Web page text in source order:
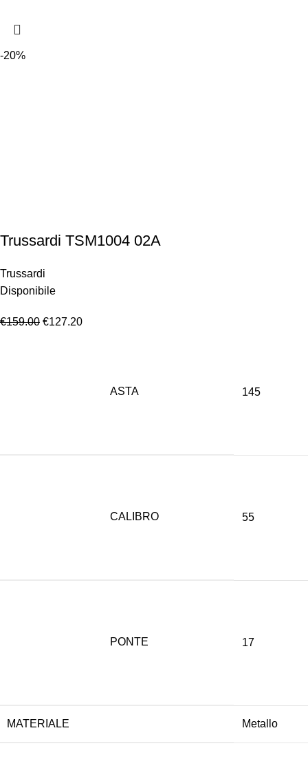
-20%
Trussardi TSM1004 02A
Trussardi
Disponibile
€159.00 €127.20
ASTA 145
CALIBRO 55
PONTE 17
MATERIALE Metallo